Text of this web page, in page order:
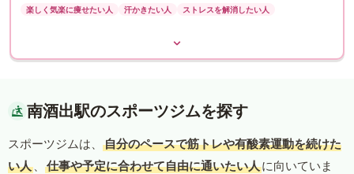
楽しく気楽に痩せたい人 汗かきたい人 ストレスを解消したい人
南酒出駅のスポーツジムを探す
スポーツジムは、
自分のペースで筋トレや有酸素運動を続けた
い人 、 仕事や予定に合わせて自由に通いたい人に向いていま